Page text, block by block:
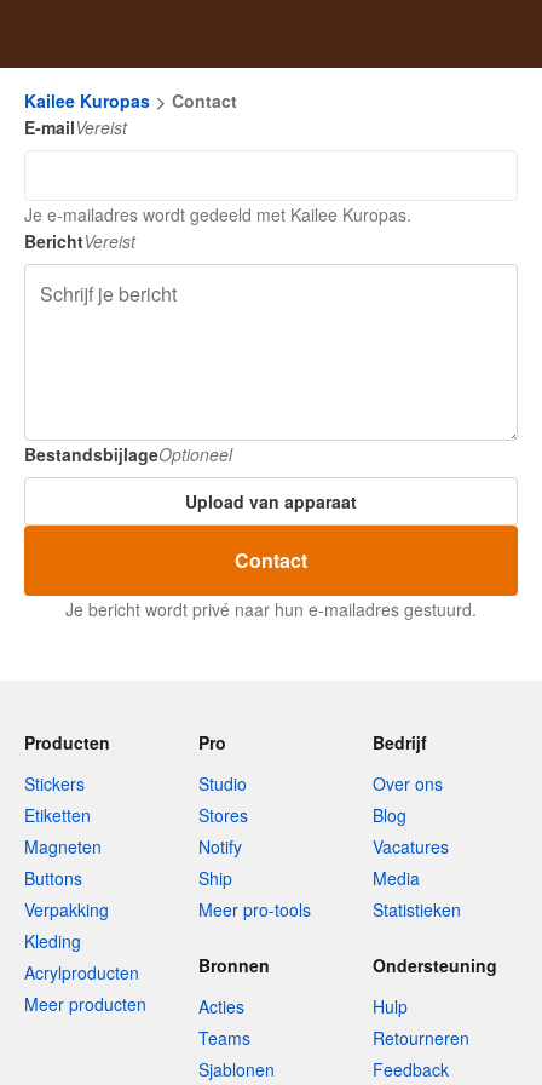
Kailee Kuropas
Contact
E-mailVereist
Je e-mailadres wordt gedeeld met Kailee Kuropas.
BerichtVereist
BestandsbijlageOptioneel
Upload van apparaat
Contact
Je bericht wordt privé naar hun e-mailadres gestuurd.
Producten
Stickers
Etiketten
Magneten
Buttons
Verpakking
Kleding
Acrylproducten
Meer producten
Pro
Studio
Stores
Notify
Ship
Meer pro-tools
Bedrijf
Over ons
Blog
Vacatures
Media
Statistieken
Bronnen
Acties
Teams
Sjablonen
Ondersteuning
Hulp
Retourneren
Feedback